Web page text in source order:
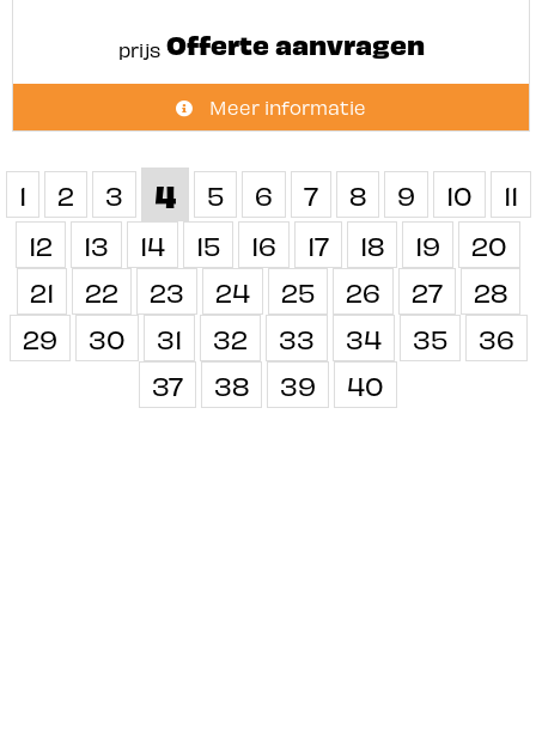
prijsOfferte aanvragen
Meer informatie
1 2 3 4 5 6 7 8 9 10
11
12
13 14 15 16 17 18 19
20
21
22 23 24 25 26 27
28
29
30 31 32 33 34 35
36
37
38 39 40